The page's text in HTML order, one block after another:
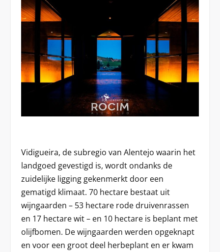
Vidigueira, de subregio van Alentejo waarin het
landgoed gevestigd is, wordt ondanks de
zuidelijke ligging gekenmerkt door een
gematigd klimaat. 70 hectare bestaat uit
wijngaarden – 53 hectare rode druivenrassen
en 17 hectare wit – en 10 hectare is beplant met
olijfbomen. De wijngaarden werden opgeknapt
en voor een groot deel herbeplant en er kwam